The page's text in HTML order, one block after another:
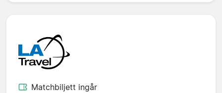
Matchbiljett ingår